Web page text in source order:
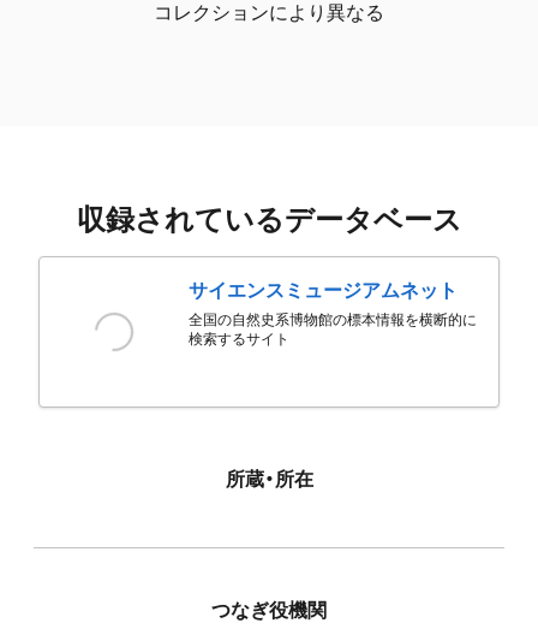
コレクションにより異なる
収録されているデータベース
サイエンスミュージアムネット
全国の自然史系博物館の標本情報を横断的に
検索するサイト
所蔵・所在
つなぎ役機関